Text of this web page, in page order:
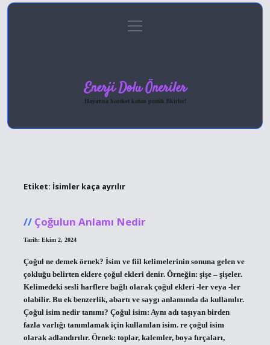
Gizlilik Politikası
menüyü
aç
Enerji Dolu Öneriler
Hayatına hareket katan pratik fikirler!
Etiket: İsimler kaça ayrılır
Çoğulun Anlamı Nedir
Tarih: Ekim 2, 2024
Çoğul ne demek örnek? İsim ve fiil kelimelerinin sonuna gelen ve
çokluğu belirten eklere çoğul ekleri denir. Örneğin: şişe – şişeler.
Kelimedeki sesli harflere bağlı olarak çoğul ekleri -ler veya -ler
olabilir. Bu ek benzerlik, abartı ve saygı anlamında da kullanılır.
Çoğul isim nedir tanımı? Çoğul isim: Aynı adı taşıyan birden
fazla varlığı tanımlamak için kullanılan isim. re çoğul isim
olarak adlandırılır. Örnek: toplar, kalemler, boya fırçaları,